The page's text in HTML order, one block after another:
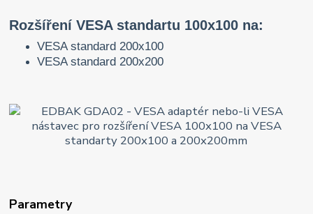
Rozšíření VESA standartu 100x100 na:
VESA standard 200x100
VESA standard 200x200
Parametry